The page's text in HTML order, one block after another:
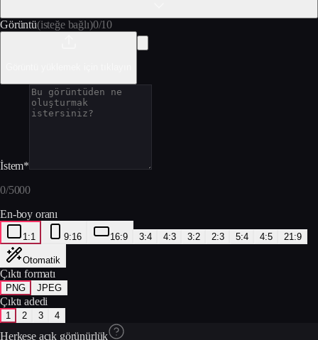
Görüntü(isteğe bağlı)0/10
İstem*
0/5000
En-boy oranı
1:1 9:16 16:9 3:4 4:3 3:2 2:3 5:4 4:5 21:9
Otomatik
Çıktı formatı
PNG JPEG
Çıktı adedi
1 2 3 4
Herkese açık görünürlük